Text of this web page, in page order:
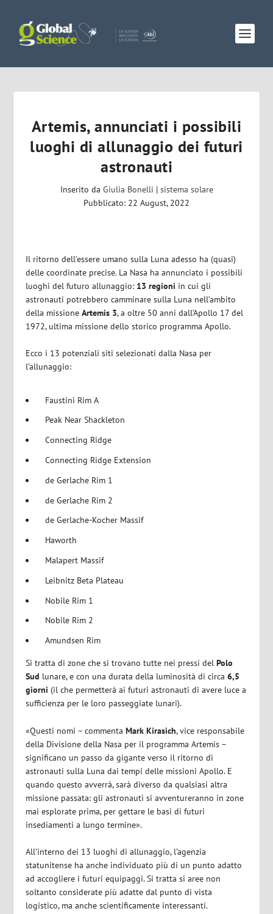
Artemis, annunciati i possibili
luoghi di allunaggio dei futuri
astronauti
Inserito da Giulia Bonelli | sistema solare
Pubblicato: 22 August, 2022
Il ritorno dell’essere umano sulla Luna adesso ha (quasi)
delle coordinate precise. La Nasa ha annunciato i possibili
luoghi del futuro allunaggio: 13 regioni in cui gli
astronauti potrebbero camminare sulla Luna nell’ambito
della missioneArtemis 3, a oltre 50 anni dall’Apollo 17 del
1972, ultima missione dello storico programma Apollo.
Ecco i 13 potenziali siti selezionati dalla Nasa per
l’allunaggio:
Faustini Rim A
Peak Near Shackleton
Connecting Ridge
Connecting Ridge Extension
de Gerlache Rim 1
de Gerlache Rim 2
de Gerlache-Kocher Massif
Haworth
Malapert Massif
Leibnitz Beta Plateau
Nobile Rim 1
Nobile Rim 2
Amundsen Rim
Si tratta di zone che si trovano tutte nei pressi delPolo
Sud lunare, e con una durata della luminosità di circa6,5
giorni (il che permetterà ai futuri astronauti di avere luce a
sufficienza per le loro passeggiate lunari).
«Questi nomi – commentaMark Kirasich, vice responsabile
della Divisione della Nasa per il programma Artemis –
significano un passo da gigante verso il ritorno di
astronauti sulla Luna dai tempi delle missioni Apollo. E
quando questo avverrà, sarà diverso da qualsiasi altra
missione passata: gli astronauti si avventureranno in zone
mai esplorate prima, per gettare le basi di futuri
insediamenti a lungo termine».
All’interno dei 13 luoghi di allunaggio, l’agenzia
statunitense ha anche individuato più di un punto adatto
ad accogliere i futuri equipaggi. Si tratta si aree non
soltanto considerate più adatte dal punto di vista
logistico, ma anche scientificamente interessanti.